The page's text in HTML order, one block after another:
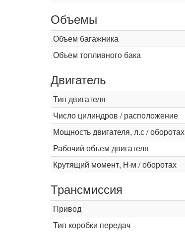
Объемы
Объем багажника
Объем топливного бака
Двигатель
Тип двигателя
Число цилиндров / расположение
Мощность двигателя, л.с / оборотах
Рабочий объем двигателя
Крутящий момент, Н·м / оборотах
Трансмиссия
Привод
Тип коробки передач